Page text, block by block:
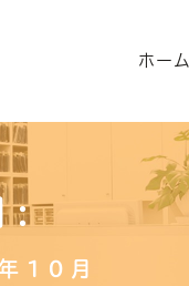
ホーム
:
10月